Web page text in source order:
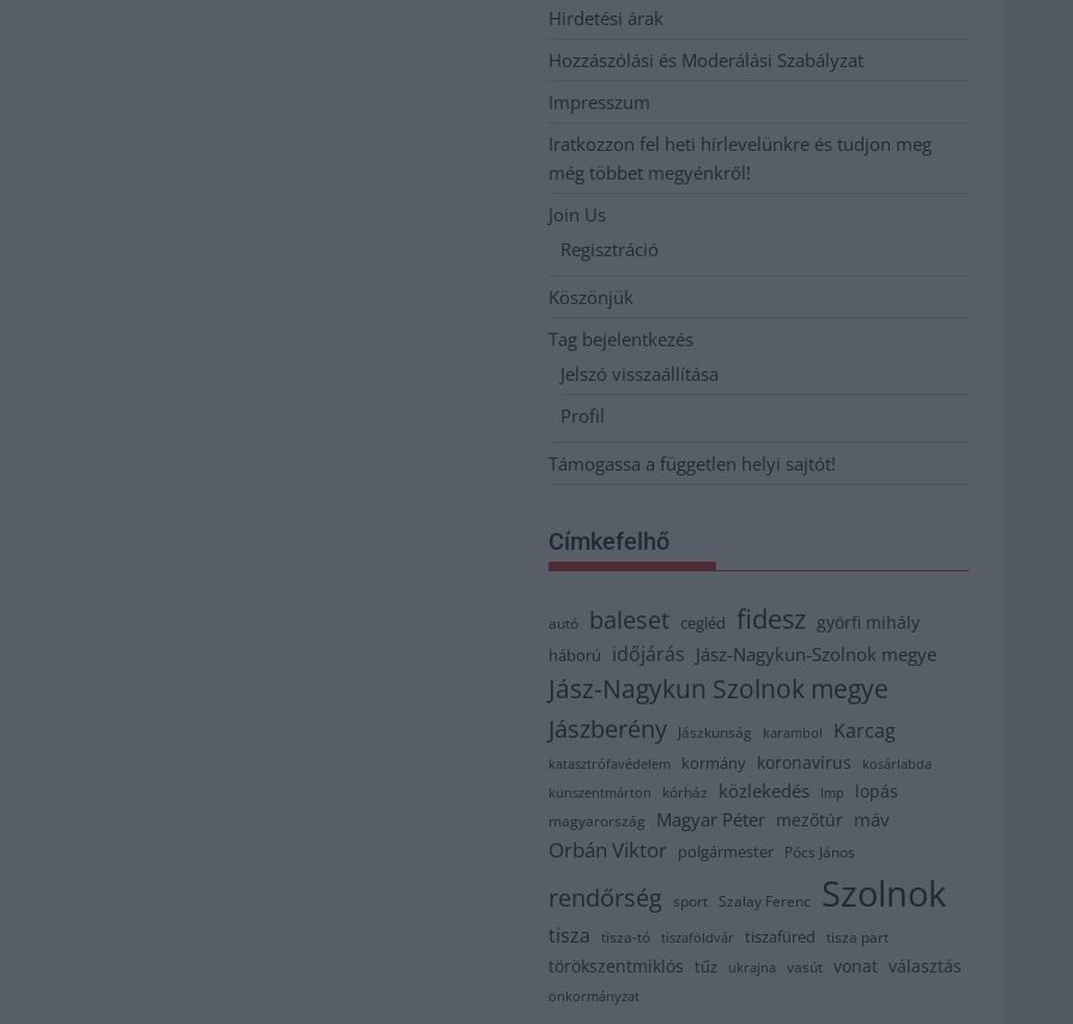
Hirdetési árak
Hozzászólási és Moderálási Szabályzat
Impresszum
Iratkozzon fel heti hírlevelünkre és tudjon meg
még többet megyénkről!
Join Us
Regisztráció
Köszönjük
Tag bejelentkezés
Jelszó visszaállítása
Profil
Támogassa a független helyi sajtót!
Címkefelhő
autó baleset cegléd fidesz györfi mihály
háború időjárás Jász-Nagykun-Szolnok megye
Jász-Nagykun Szolnok megye
Jászberény Jászkunság karambol Karcag
katasztrófavédelem kormány koronavírus
kosárlabda
kunszentmárton
kórház közlekedés lmp lopás
magyarország Magyar Péter mezőtúr máv
Orbán Viktor polgármester Pócs János
rendőrség sport Szalay Ferenc Szolnok
tisza tisza-tó tiszaföldvár tiszafüred tisza part
törökszentmiklós tűz ukrajna vasút vonat választás
önkormányzat